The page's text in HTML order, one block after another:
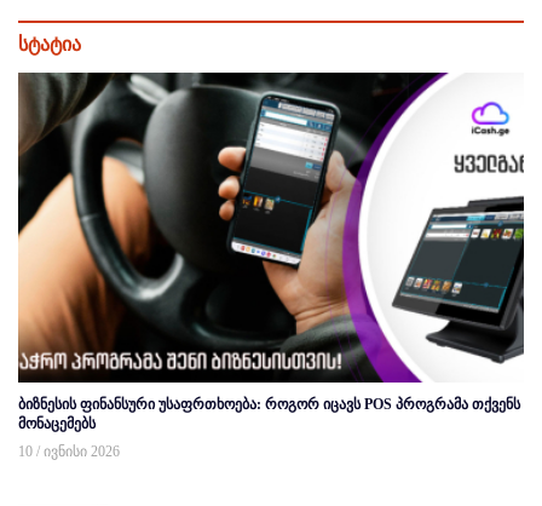
სტატია
ბიზნესის ფინანსური უსაფრთხოება: როგორ იცავს POS პროგრამა თქვენს
მონაცემებს
10 / ივნისი 2026